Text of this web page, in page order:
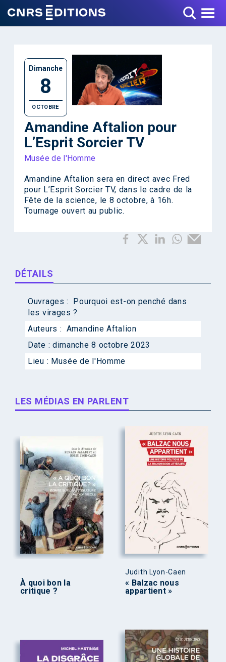
Toggle Menu
Dimanche
8
OCTOBRE
Amandine Aftalion pour
L’Esprit Sorcier TV
Musée de l'Homme
Amandine Aftalion sera en direct avec Fred
pour L’Esprit Sorcier TV, dans le cadre de la
Fête de la science, le 8 octobre, à 16h.
Tournage ouvert au public.
DÉTAILS
Ouvrages :
Pourquoi est-on penché dans
les virages ?
Auteurs : Amandine Aftalion
Date : dimanche 8 octobre 2023
Lieu : Musée de l'Homme
LES MÉDIAS EN PARLENT
À quoi bon la
critique ?
Judith Lyon-Caen
« Balzac nous
appartient »